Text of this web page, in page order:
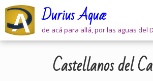
Skip
content
Durius Aquæ
de acá para allá, por las aguas del
Castellanos del